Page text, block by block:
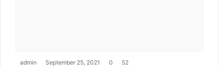
admin September 25, 2021 0 52